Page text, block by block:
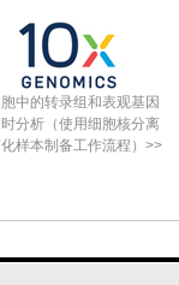
中的转录组和表观基因
分析（使用细胞核分离
样本制备工作流程）>>